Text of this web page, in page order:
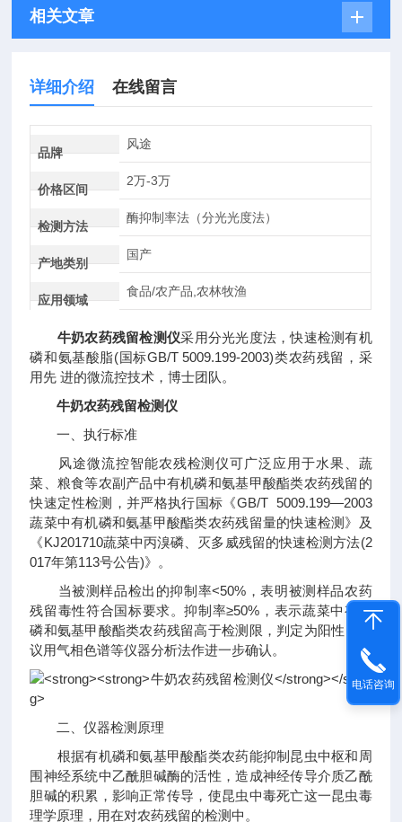
相关文章
详细介绍 在线留言
品牌
风途
价格区间
2万-3万
检测方法
酶抑制率法（分光光度法）
产地类别
国产
应用领域
食品/农产品,农林牧渔
牛奶农药残留检测仪采用分光光度法，快速检测有机
磷和氨基酸脂(国标GB/T 5009.199-2003)类农药残留，采
用先 进的微流控技术，博士团队。
牛奶农药残留检测仪
一、执行标准
风途微流控智能农残检测仪可广泛应用于水果、蔬
菜、粮食等农副产品中有机磷和氨基甲酸酯类农药残留的
快速定性检测，并严格执行国标《GB/T 5009.199—2003
蔬菜中有机磷和氨基甲酸酯类农药残留量的快速检测》及
《KJ201710蔬菜中丙溴磷、灭多威残留的快速检测方法(2
017年第113号公告)》。
当被测样品检出的抑制率<50%，表明被测样品农药
残留毒性符合国标要求。抑制率≥50%，表示蔬菜中有机
磷和氨基甲酸酯类农药残留高于检测限，判定为阳性，建
议用气相色谱等仪器分析法作进一步确认。
二、仪器检测原理
根据有机磷和氨基甲酸酯类农药能抑制昆虫中枢和周
围神经系统中乙酰胆碱酶的活性，造成神经传导介质乙酰
胆碱的积累，影响正常传导，使昆虫中毒死亡这一昆虫毒
理学原理，用在对农药残留的检测中。
电话咨询